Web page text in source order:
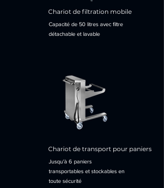
Chariot de filtration mobile
Capacité de 50 litres avec filtre
détachable et lavable
Chariot de transport pour paniers
Jusqu'à 6 paniers
transportables et stockables en
toute sécurité